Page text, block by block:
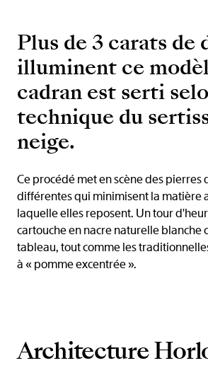
Plus de 3 carats de
illuminent ce
cadran est serti
technique du
neige.
Ce procédé met en scène des pierres
différentes qui minimisent la matière
laquelle elles reposent. Un tour
cartouche en nacre naturelle blanche
tableau, tout comme les
à « pomme excentrée ».
Architecture